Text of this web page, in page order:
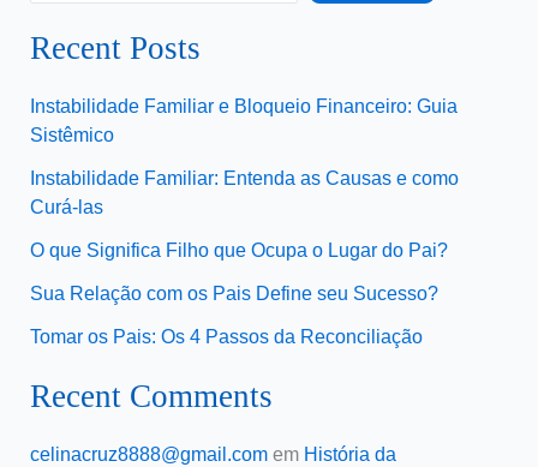
Recent Posts
Instabilidade Familiar e Bloqueio Financeiro: Guia
Sistêmico
Instabilidade Familiar: Entenda as Causas e como
Curá-las
O que Significa Filho que Ocupa o Lugar do Pai?
Sua Relação com os Pais Define seu Sucesso?
Tomar os Pais: Os 4 Passos da Reconciliação
Recent Comments
celinacruz8888@gmail.comem História da